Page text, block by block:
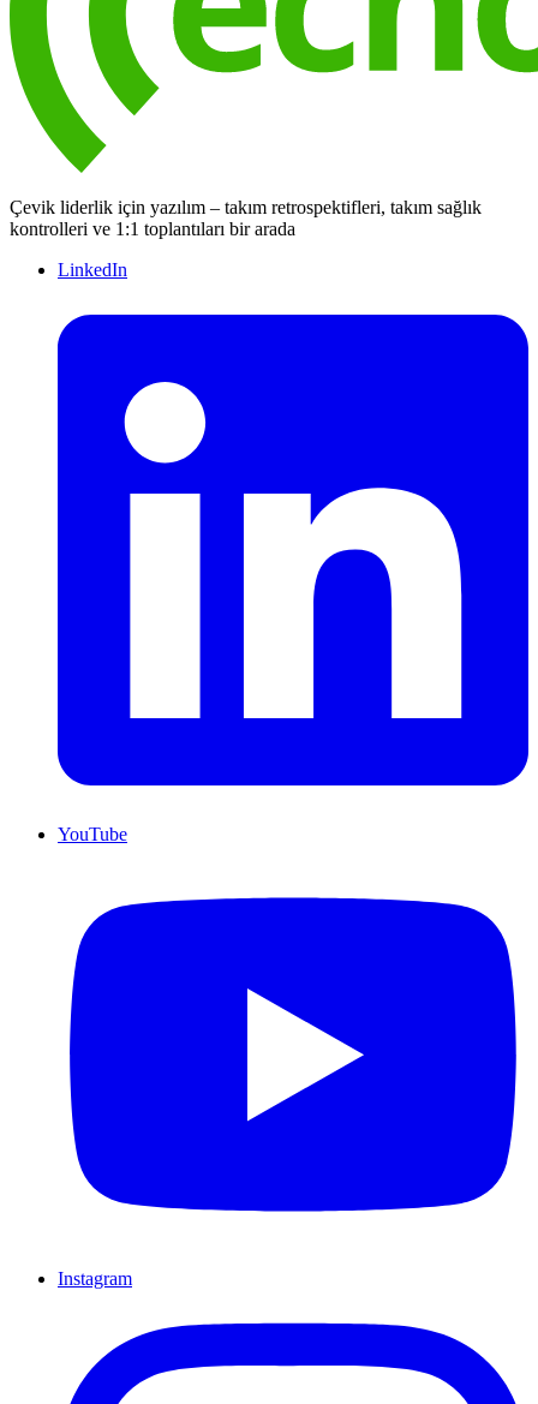
Çevik liderlik için yazılım – takım retrospektifleri, takım sağlık
kontrolleri ve 1:1 toplantıları bir arada
LinkedIn
YouTube
Instagram